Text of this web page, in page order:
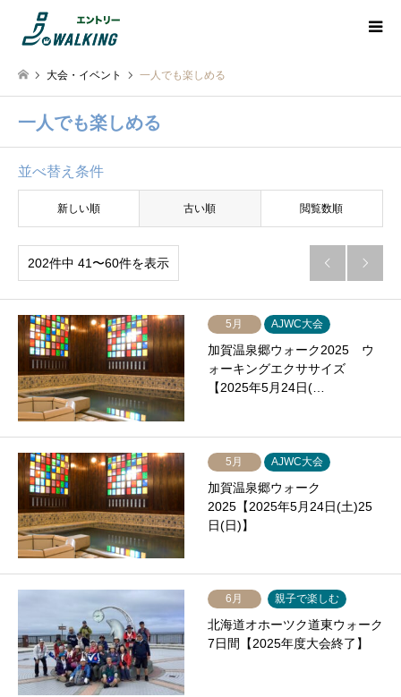
大会・イベント 一人でも楽しめる
一人でも楽しめる
並べ替え条件
新しい順 古い順 閲覧数順
202件中 41〜60件を表示  
5月 AJWC大会
加賀温泉郷ウォーク2025 ウ
ォーキングエクササイズ
【2025年5月24日(…
5月 AJWC大会
加賀温泉郷ウォーク
2025【2025年5月24日(土)25
日(日)】
6月 親子で楽しむ
北海道オホーツク道東ウォーク
7日間【2025年度大会終了】